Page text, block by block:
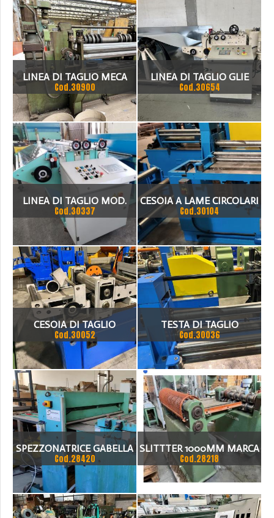
GHIGLIOTTINA LAME
CIRCOLARI
LINEA DI TAGLIO MECA
1500 X 6 MM
Cod.30900
LINEA DI TAGLIO GLIE
ANNO 2005 DA 1500 MM.
COSI COMPOSTA 3 ASPI
SVOLGITORI A
FOLLERADDRIZZATRICE
NERVATRICECESOIA
PIEGATRICECNC
Cod.30654
LINEA DI TAGLIO MOD.
SC15
Cod.30337
CESOIA A LAME CIRCOLARI
SLITTER
Cod.30104
CESOIA DI TAGLIO
Cod.30052
TESTA DI TAGLIO
Cod.30036
SPEZZONATRICE GABELLA
1500 X 2.5MM
Cod.28420
SLITTTER 1000MM MARCA
CMM ANNO 2001
Cod.28218